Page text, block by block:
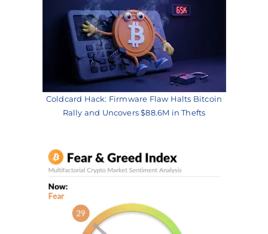
Coldcard Hack: Firmware Flaw Halts Bitcoin
Rally and Uncovers $88.6M in Thefts